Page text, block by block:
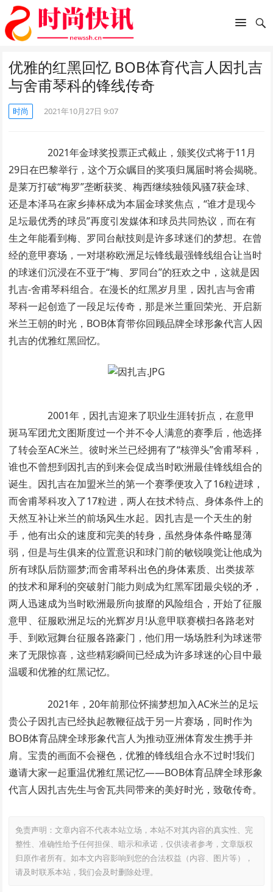
优雅的红黑回忆 BOB体育代言人因扎吉
与舍甫琴科的锋线传奇
时尚 2021年10月27日 9:07
2021年金球奖投票正式截止，颁奖仪式将于11月
29日在巴黎举行，这个万众瞩目的奖项归属届时将会揭晓。
是莱万打破“梅罗”垄断获奖、梅西继续独领风骚7获金球、
还是本泽马在家乡捧杯成为本届金球奖焦点，“谁才是现今
足坛最优秀的球员”再度引发媒体和球员共同热议，而在有
生之年能看到梅、罗同台献技则是许多球迷们的梦想。在曾
经的意甲赛场，一对堪称欧洲足坛锋线最强锋线组合让当时
的球迷们沉浸在不亚于“梅、罗同台”的狂欢之中，这就是因
扎吉-舍甫琴科组合。在漫长的红黑岁月里，因扎吉与舍甫
琴科一起创造了一段足坛传奇，那是米兰重回荣光、开启新
米兰王朝的时光，BOB体育带你回顾品牌全球形象代言人因
扎吉的优雅红黑回忆。
2001年，因扎吉迎来了职业生涯转折点，在意甲
斑马军团尤文图斯度过一个并不令人满意的赛季后，他选择
了转会至AC米兰。彼时米兰已经拥有了“核弹头”舍甫琴科，
谁也不曾想到因扎吉的到来会促成当时欧洲最佳锋线组合的
诞生。因扎吉在加盟米兰的第一个赛季便攻入了16粒进球，
而舍甫琴科攻入了17粒进，两人在技术特点、身体条件上的
天然互补让米兰的前场风生水起。因扎吉是一个天生的射
手，他有出众的速度和完美的转身，虽然身体条件略显薄
弱，但是与生俱来的位置意识和球门前的敏锐嗅觉让他成为
所有球队后防噩梦;而舍甫琴科出色的身体素质、出类拔萃
的技术和犀利的突破射门能力则成为红黑军团最尖锐的矛，
两人迅速成为当时欧洲最所向披靡的风险组合，开始了征服
意甲、征服欧洲足坛的光辉岁月!从意甲联赛横扫各路老对
手、到欧冠舞台征服各路豪门，他们用一场场胜利为球迷带
来了无限惊喜，这些精彩瞬间已经成为许多球迷的心目中最
温暖和优雅的红黑记忆。
2021年，20年前那位怀揣梦想加入AC米兰的足坛
贵公子因扎吉已经执起教鞭征战于另一片赛场，同时作为
BOB体育品牌全球形象代言人为推动亚洲体育发生携手并
肩。宝贵的画面不会褪色，优雅的锋线组合永不过时!我们
邀请大家一起重温优雅红黑记忆——BOB体育品牌全球形象
代言人因扎吉先生与舍瓦共同带来的美好时光，致敬传奇。
免责声明：文章内容不代表本站立场，本站不对其内容的真实性、完
整性、准确性给予任何担保、暗示和承诺，仅供读者参考，文章版权
归原作者所有。如本文内容影响到您的合法权益（内容、图片等），
请及时联系本站，我们会及时删除处理。